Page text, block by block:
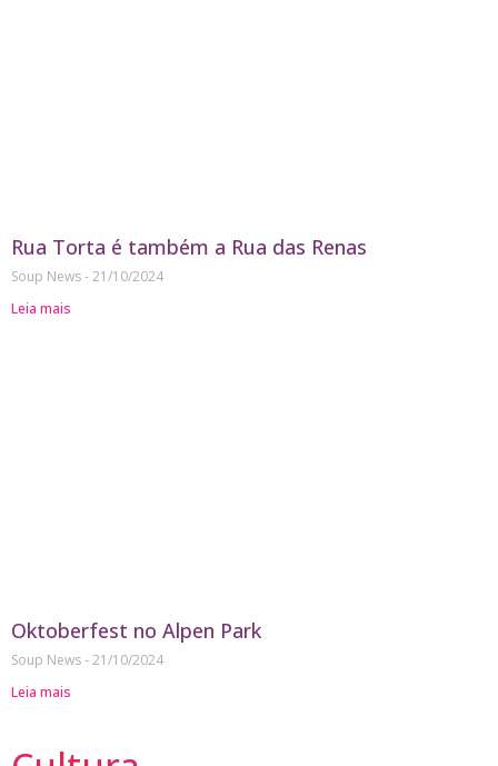
Rua Torta é também a Rua das Renas
Soup News 21/10/2024
Leia mais
Oktoberfest no Alpen Park
Soup News 21/10/2024
Leia mais